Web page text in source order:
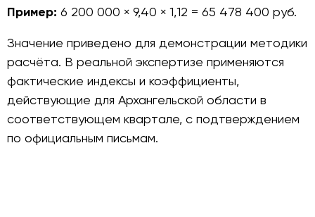
Пример: 6 200 000 × 9,40 × 1,12 = 65 478 400 руб.
Значение приведено для демонстрации методики
расчёта. В реальной экспертизе применяются
фактические индексы и коэффициенты,
действующие для Архангельской области в
соответствующем квартале, с подтверждением
по официальным письмам.